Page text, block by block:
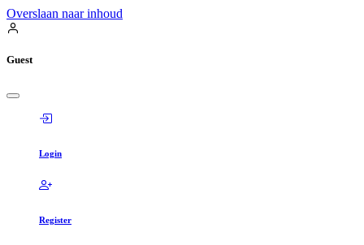
Overslaan naar inhoud
Guest
Login
Register